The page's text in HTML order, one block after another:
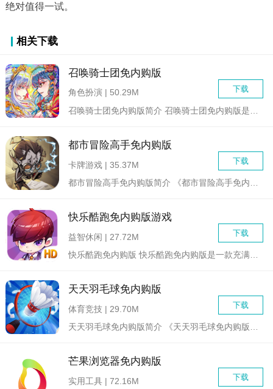
绝对值得一试。
相关下载
召唤骑士团免内购版
下载
角色扮演 | 50.29M
召唤骑士团免内购版简介 召唤骑士团免内购版是一款集策略、角...
都市冒险高手免内购版
下载
卡牌游戏 | 35.37M
都市冒险高手免内购版简介 《都市冒险高手免内购版》是一款集...
快乐酷跑免内购版游戏
下载
益智休闲 | 27.72M
快乐酷跑免内购版 快乐酷跑免内购版是一款充满乐...
天天羽毛球免内购版
下载
体育竞技 | 29.70M
天天羽毛球免内购版简介 《天天羽毛球免内购版》是一款专为羽...
芒果浏览器免内购版
下载
实用工具 | 72.16M